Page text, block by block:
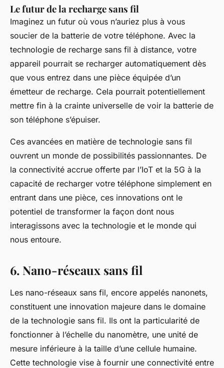
Le futur de la recharge sans fil
Imaginez un futur où vous n’auriez plus à vous
soucier de la batterie de votre téléphone. Avec la
technologie de recharge sans fil à distance, votre
appareil pourrait se recharger automatiquement dès
que vous entrez dans une pièce équipée d’un
émetteur de recharge. Cela pourrait potentiellement
mettre fin à la crainte universelle de voir la batterie de
son téléphone s’épuiser.
Ces avancées en matière de technologie sans fil
ouvrent un monde de possibilités passionnantes. De
la connectivité accrue offerte par l’IoT et la 5G à la
capacité de recharger votre téléphone simplement en
entrant dans une pièce, ces innovations ont le
potentiel de transformer la façon dont nous
interagissons avec la technologie et le monde qui
nous entoure.
6. Nano-réseaux sans fil
Les nano-réseaux sans fil, encore appelés nanonets,
constituent une innovation majeure dans le domaine
de la technologie sans fil. Ils ont la particularité de
fonctionner à l’échelle du nanomètre, une unité de
mesure inférieure à la taille d’une cellule humaine.
Cette technologie vise à fournir une connectivité entre